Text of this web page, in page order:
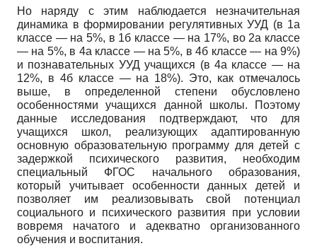
Но наряду с этим наблюдается незначительная
динамика в формировании регулятивных УУД (в 1а
классе — на 5%, в 1б классе — на 17%, во 2а классе
— на 5%, в 4а классе — на 5%, в 4б классе — на 9%)
и познавательных УУД учащихся (в 4а классе — на
12%, в 4б классе — на 18%). Это, как отмечалось
выше, в определенной степени обусловлено
особенностями учащихся данной школы. Поэтому
данные исследования подтверждают, что для
учащихся школ, реализующих адаптированную
основную образовательную программу для детей с
задержкой психического развития, необходим
специальный ФГОС начального образования,
который учитывает особенности данных детей и
позволяет им реализовывать свой потенциал
социального и психического развития при условии
вовремя начатого и адекватно организованного
обучения и воспитания.